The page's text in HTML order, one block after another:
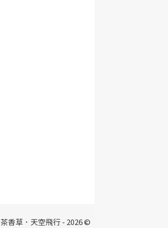
茶香草．天空飛行 - 2026 ©